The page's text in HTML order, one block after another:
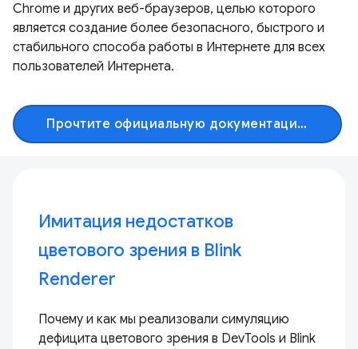
Chrome и других веб-браузеров, целью которого
является создание более безопасного, быстрого и
стабильного способа работы в Интернете для всех
пользователей Интернета.
Прочтите официальную документацию Chromium
Имитация недостатков
цветового зрения в Blink
Renderer
Почему и как мы реализовали симуляцию
дефицита цветового зрения в DevTools и Blink